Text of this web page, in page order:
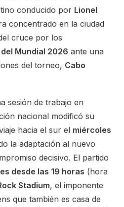
conducido por Lionel
concentrado en la ciudad
cruce por los
Mundial 2026 ante una
del torneo, Cabo
sesión de trabajo en
nacional modificó su
hacia el sur el miércoles
la adaptación al nuevo
decisivo. El partido
desde las 19 horas (hora
Stadium, el imponente
que también es casa de